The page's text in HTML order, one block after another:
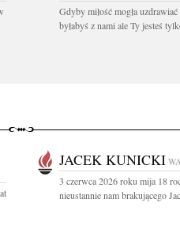
Gdyby miłość mogła uzdrawiać
byłabyś z nami ale Ty jesteś
JACEK KUNICKI
3 czerwca 2026 roku mija 18
nieustannie nam brakującego